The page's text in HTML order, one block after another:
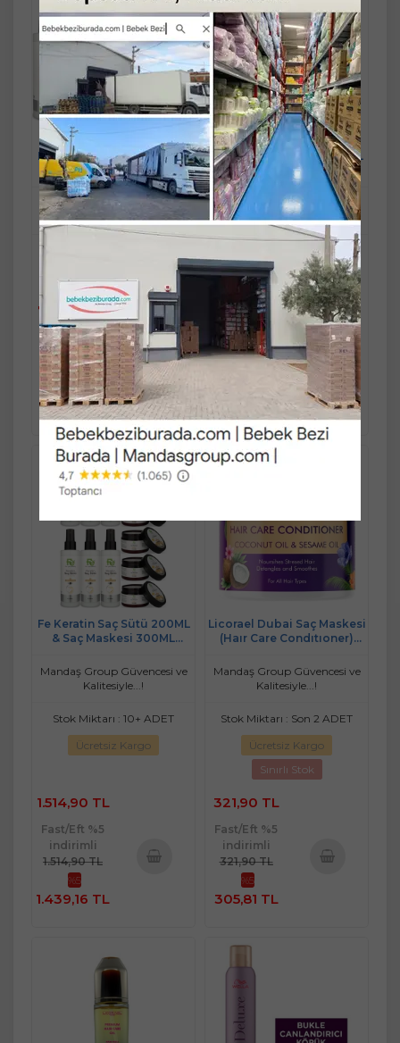
Fe Keratin Saç Sütü 200ML
& Saç Maskesi 300ML
(Karma 6 Lı Set)
Mandaş Group Güvencesi ve
Kalitesiyle...!
Ücretsiz Kargo
780,90 TL
Fast/Eft %5
indirimli
780,90 TL
%5
741,86 TL
Sepete
Ekle
Fe Keratin Saç Sütü 200ML
& Saç Maskesi 300ML
(Karma 8 Li Set)
Mandaş Group Güvencesi ve
Kalitesiyle...!
Stok Miktarı : 10+ ADET
Ücretsiz Kargo
1.037,90 TL
Fast/Eft %5
indirimli
986,01 TL
Sepete
Ekle
Fe Keratin Saç Sütü 200ML
& Saç Maskesi 300ML
Mandaş Group Güvencesi ve
Kalitesiyle...!
Stok Miktarı : 10+ ADET
Ücretsiz Kargo
1.514,90 TL
Fast/Eft %5
indirimli
1.514,90 TL
%5
1.439,16 TL
Licorael Dubai Saç Maskesi
(Haır Care Condıtıoner)
Mandaş Group Güvencesi ve
Kalitesiyle...!
Stok Miktarı : Son 2 ADET
Ücretsiz Kargo
Sınırlı Stok
321,90 TL
Fast/Eft %5
indirimli
321,90 TL
%5
305,81 TL